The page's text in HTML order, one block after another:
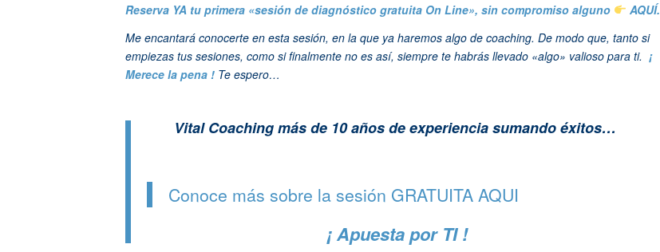
Reserva YA tu primera «sesión de diagnóstico gratuita On Line», sin compromiso alguno
AQUÍ.
Me encantará conocerte en esta sesión, en la que ya haremos algo de coaching. De modo que, tanto si
empiezas tus sesiones, como si finalmente no es así, siempre te habrás llevado «algo» valioso para ti. ¡
Merece la pena ! Te espero…
Vital Coaching más de 10 años de experiencia sumando éxitos…
Conoce más sobre la sesión GRATUITA AQUI
¡ Apuesta por TI !